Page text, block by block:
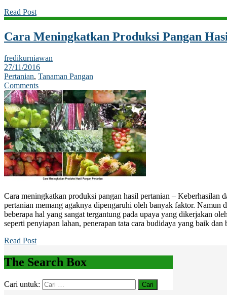
Read Post
Cara Meningkatkan Produksi Pangan
fredikurniawan
27/11/2016
Pertanian, Tanaman Pangan
Comments
Cara meningkatkan produksi pangan hasil pertanian – Keberhasilan
pertanian memang agaknya dipengaruhi oleh banyak faktor. Namun
beberapa hal yang sangat tergantung pada upaya yang dikerjakan
seperti penyiapan lahan, penerapan tata cara budidaya yang baik
Read Post
The Search Box
Cari untuk: